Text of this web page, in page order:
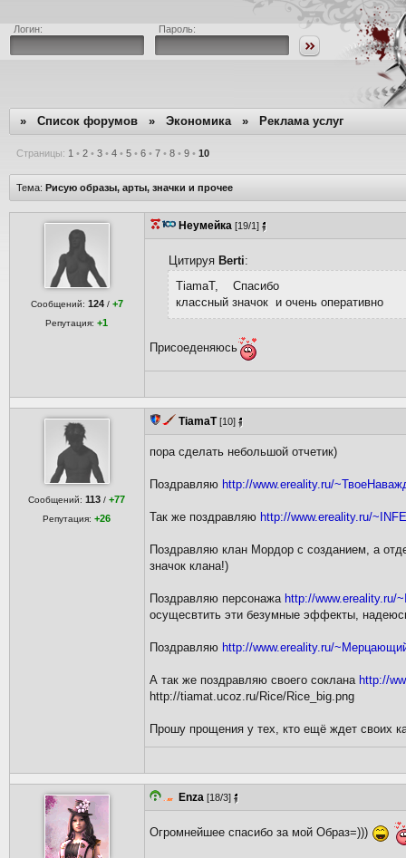
Логин: Пароль:
» Список форумов » Экономика» Реклама услуг
Страницы: 1 • 2 • 3 • 4 • 5 • 6 • 7 • 8 • 9 • 10
Тема: Рисую образы, арты, значки и прочее
Сообщений: 124 / +7
Репутация:+1
Неумейка [19/1]
Цитируя Berti:
TiamaT, Спасибо
классный значок и очень опеpативно
Присоеденяюсь
Сообщений:113 /+77
Репутация:+26
TiamaT[10]
пора сделать небольшой отчетик)
Поздравляю http://www.ereality.ru/
Так же поздравляю http://www.ereality.ru/
Поздравляю клан Мордор с созданием, а
значок клана!)
Поздравляю персонажа http://www.ereality.ru/
осущесвтить эти безумные эффекты,
Поздравляю http://www.ereality.ru/
А так же поздравляю своего соклана http://
http://tiamat.ucoz.ru/Rice/Rice_big.png
Прошу прощения у тех, кто ещё ждет своих
Enza [18/3]
Огромнейшее спасибо за мой Образ=)))